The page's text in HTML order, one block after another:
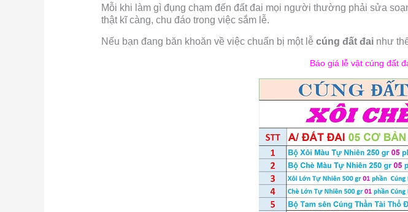
Mỗi khi làm gì đụng chạm đến đất đai mọi người thường phải sửa
thật kĩ càng, chu đáo trong việc sắm lễ.
Nếu bạn đang băn khoăn về việc chuẩn bị một lễcúng đất đai như
Báo giá lễ vật cúng đất